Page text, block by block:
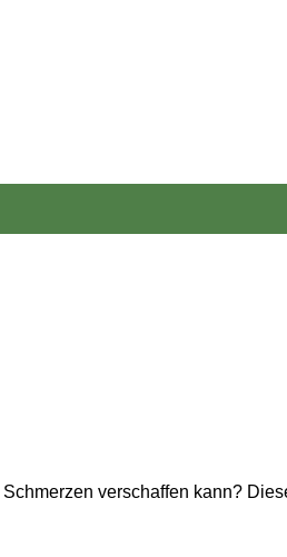
verschaffen kann?